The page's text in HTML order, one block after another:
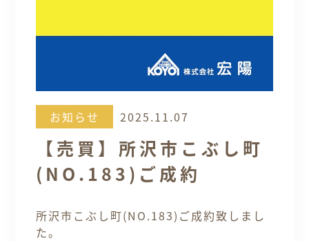
お知らせ 2025.11.07
【売買】所沢市こぶし町
(NO.183)ご成約
所沢市こぶし町(NO.183)ご成約致しまし
た。